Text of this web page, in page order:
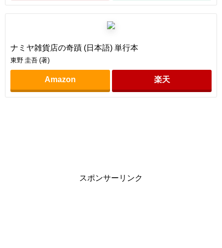
ナミヤ雑貨店の奇蹟 (日本語) 単行本
東野 圭吾 (著)
Amazon 楽天
スポンサーリンク